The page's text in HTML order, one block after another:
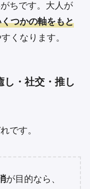
ちです。大人が
つかの軸をもと
くなります。
し・社交・推し
です。
が目的なら、